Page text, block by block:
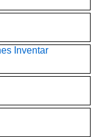
Inventar